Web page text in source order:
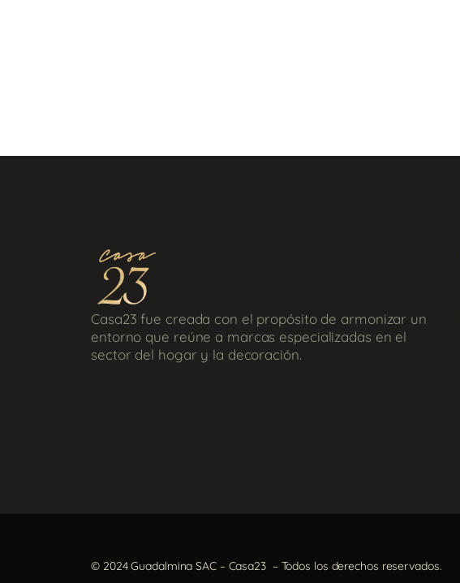
Casa23 fue creada con el propósito de armonizar un
entorno que reúne a marcas especializadas en el
sector del hogar y la decoración.
© 2024 Guadalmina SAC – Casa23 – Todos los derechos reservados.